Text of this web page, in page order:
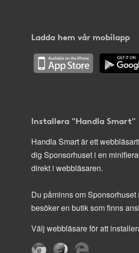
Ladda hem vår mobilapp
Installera "Handla Smart"
Handla Smart är ett
dig Sponsorhuset i en
direkt i webbläsaren.
Du påminns om Sponsorhuset
besöker en butik som finns
Välj webbläsare för att